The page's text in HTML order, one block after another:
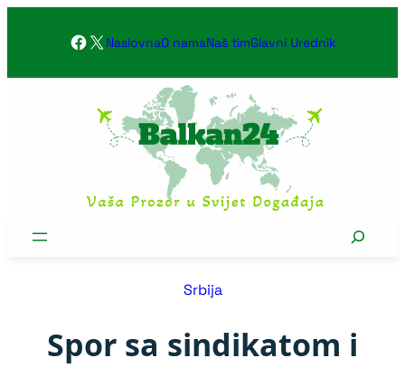
Facebook
X NaslovnaO namaNaš timGlavni Urednik
Search
Srbija
Spor sa sindikatom i